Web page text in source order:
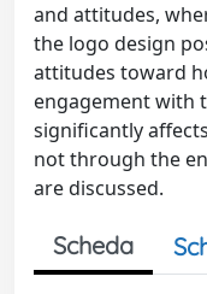
and attitudes,
the logo design
attitudes toward
engagement with
significantly
not through the
are discussed.
Scheda